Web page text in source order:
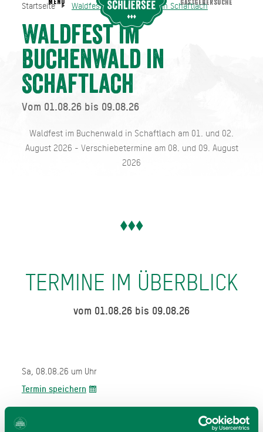
Startseite Waldfest im Buchenwald in Schaftlach
Waldfest im
Buchenwald in
Schaftlach
Vom 01.08.26 bis 09.08.26
Waldfest im Buchenwald in Schaftlach am 01. und 02.
August 2026 - Verschiebetermine am 08. und 09. August
2026
TERMINE IM ÜBERBLICK
vom 01.08.26 bis 09.08.26
Sa, 08.08.26 um Uhr
Termin speichern
So, 09.08.26 um Uhr
Startseite Waldfest im Buchenwald in Schaftlach
MENU GASTGEBERSUCHE